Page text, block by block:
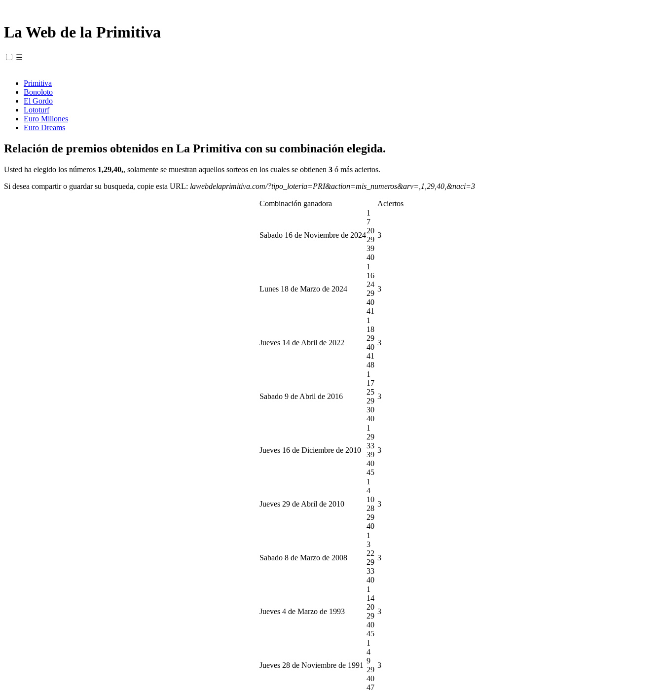
La Web de la Primitiva
☰
Primitiva
Bonoloto
El Gordo
Lototurf
Euro Millones
Euro Dreams
Relación de premios obtenidos en La Primitiva con su combinación elegida.
Usted ha elegido los números 1,29,40,, solamente se muestran aquellos sorteos en los cuales se obtienen 3 ó más aciertos.
Si desea compartir o guardar su busqueda, copie esta URL: lawebdelaprimitiva.com/?tipo_loteria=PRI&action=mis_numeros&arv=,1,29,40,&naci=3
Combinación ganadora Aciertos
Sabado 16 de Noviembre de 2024
1
7
20
29
39
40
3
Lunes 18 de Marzo de 2024
1
16
24
29
40
41
3
Jueves 14 de Abril de 2022
1
18
29
40
41
48
3
Sabado 9 de Abril de 2016
1
17
25
29
30
40
3
Jueves 16 de Diciembre de 2010
1
29
33
39
40
45
3
Jueves 29 de Abril de 2010
1
4
10
28
29
40
3
Sabado 8 de Marzo de 2008
1
3
22
29
33
40
3
Jueves 4 de Marzo de 1993
1
14
20
29
40
45
3
Jueves 28 de Noviembre de 1991
1
4
9
29
40
47
3